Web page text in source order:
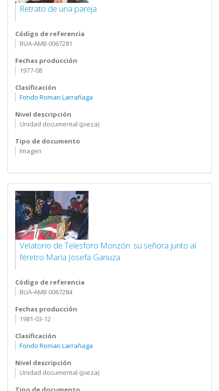
Retrato de una pareja
Código de referencia
BUA-AMB 0067281
Fechas producción
1977-08
Clasificación
Fondo Roman Larrañaga
Nivel descripción
Unidad documental (pieza)
Tipo de documento
Imagen
Velatorio de Telesforo Monzón: su señora junto al
féretro María Josefa Ganuza
Código de referencia
BUA-AMB 0067284
Fechas producción
1981-03-12
Clasificación
Fondo Roman Larrañaga
Nivel descripción
Unidad documental (pieza)